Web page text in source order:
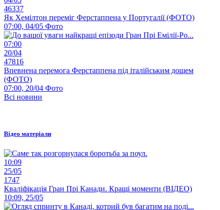
46337
Як Хемілтон переміг Ферстаппена у Португалії (ФОТО)
07:00, 04/05 Фото
07:00
20/04
47816
Впевнена перемога Ферстаппена під італійським дощем
(ФОТО)
07:00, 20/04 Фото
Всі новини
Відео матеріали
10:09
25/05
1747
Кваліфікація Гран Прі Канади. Кращі моменти (ВІДЕО)
10:09, 25/05